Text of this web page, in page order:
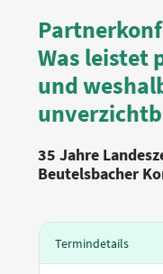
Was leistet
und
35 Jahre
Beutelsbacher
Termindetails